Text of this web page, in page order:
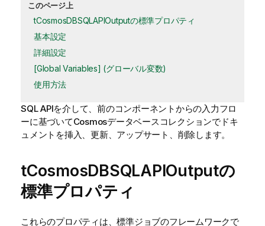
このページ上
tCosmosDBSQLAPIOutputの標準プロパティ
基本設定
詳細設定
[Global Variables] (グローバル変数)
使用方法
SQL APIを介して、前のコンポーネントからの入力フロ
ーに基づいてCosmosデータベースコレクションでドキ
ュメントを挿入、更新、アップサート、削除します。
tCosmosDBSQLAPIOutputの
標準プロパティ
これらのプロパティは、標準ジョブのフレームワークで